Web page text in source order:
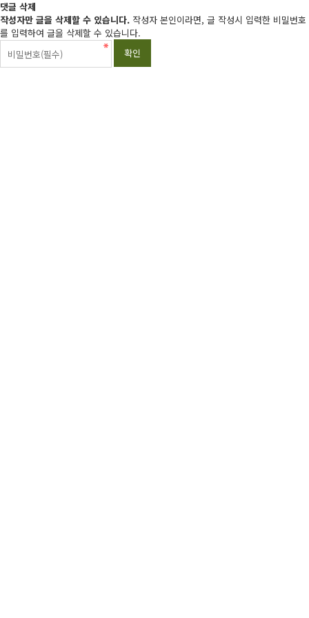
댓글 삭제
작성자만 글을 삭제할 수 있습니다. 작성자 본인이라면, 글 작성시 입력한 비밀번호
를 입력하여 글을 삭제할 수 있습니다.